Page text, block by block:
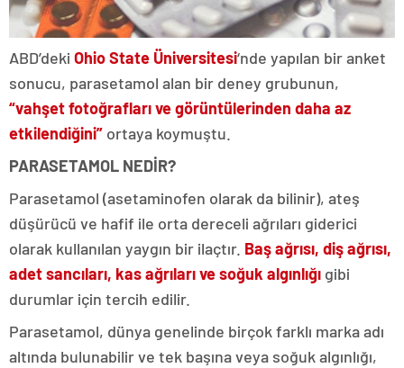
ABD’deki Ohio State Üniversitesi‘nde yapılan bir anket
sonucu, parasetamol alan bir deney grubunun,
“vahşet fotoğrafları ve görüntülerinden daha az
etkilendiğini” ortaya koymuştu.
PARASETAMOL NEDİR?
Parasetamol (asetaminofen olarak da bilinir), ateş
düşürücü ve hafif ile orta dereceli ağrıları giderici
olarak kullanılan yaygın bir ilaçtır. Baş ağrısı, diş ağrısı,
adet sancıları, kas ağrıları ve soğuk algınlığı gibi
durumlar için tercih edilir.
Parasetamol, dünya genelinde birçok farklı marka adı
altında bulunabilir ve tek başına veya soğuk algınlığı,